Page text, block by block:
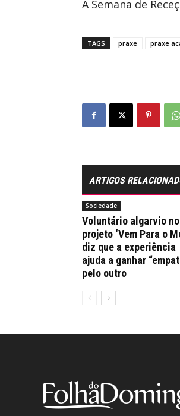
A Semana de
TAGS praxe praxe
ARTIGOS
Sociedade
Voluntário algarvio no
projeto ‘Vem Para o
diz que a experiência
ajuda a ganhar
pelo outro